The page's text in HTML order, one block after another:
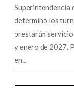
Superintendencia
determinó los
prestarán servicio
y enero de 2027.
en...